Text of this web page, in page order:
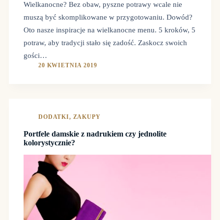
Wielkanocne? Bez obaw, pyszne potrawy wcale nie
muszą być skomplikowane w przygotowaniu. Dowód?
Oto nasze inspiracje na wielkanocne menu. 5 kroków, 5
potraw, aby tradycji stało się zadość. Zaskocz swoich
gości…
20 KWIETNIA 2019
DODATKI, ZAKUPY
Portfele damskie z nadrukiem czy jednolite
kolorystycznie?